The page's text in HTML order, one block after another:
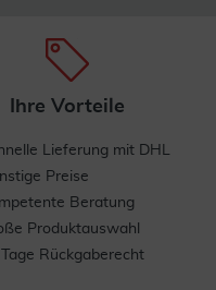
Ihre Vorteile
Lieferung mit DHL
Preise
Beratung
Produktauswahl
Rückgaberecht